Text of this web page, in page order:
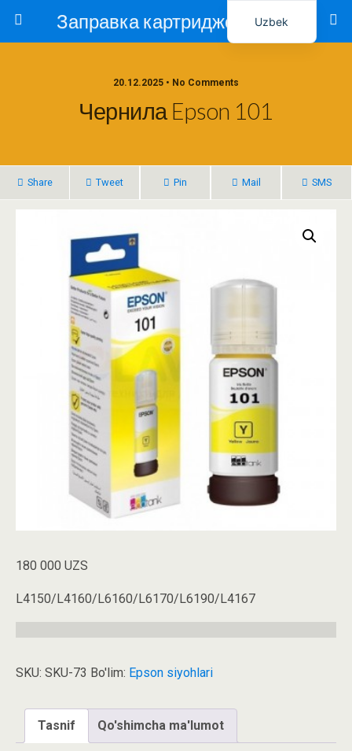
Заправка картриджей в Ташкенте – Тонер-Ресурс
20.12.2025 • No Comments
Чернила Epson 101
Share Tweet Pin Mail SMS
180 000 UZS
L4150/L4160/L6160/L6170/L6190/L4167
SKU: SKU-73 Bo'lim: Epson siyohlari
Tasnif Qo'shimcha ma'lumot
Uzbek
Russian